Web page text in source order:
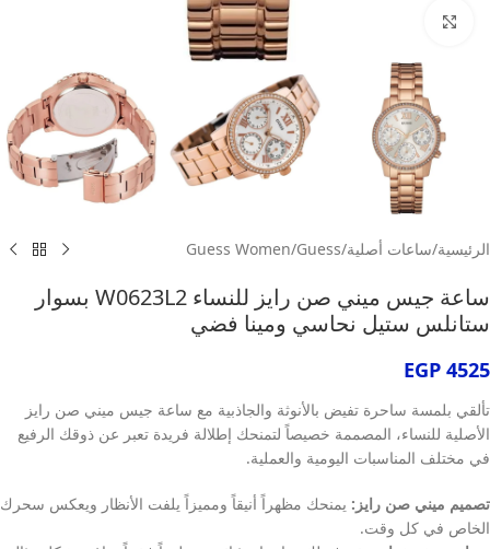
الرئيسية/ساعات أصلية/
Guess
/
Guess Women
ساعة جيس ميني صن رايز للنساء W0623L2 بسوار
ستانلس ستيل نحاسي ومينا فضي
EGP 4525
تألقي بلمسة ساحرة تفيض بالأنوثة والجاذبية مع ساعة جيس ميني صن رايز
الأصلية للنساء، المصممة خصيصاً لتمنحك إطلالة فريدة تعبر عن ذوقك الرفيع
في مختلف المناسبات اليومية والعملية.
تصميم ميني صن رايز: يمنحك مظهراً أنيقاً ومميزاً يلفت الأنظار ويعكس سحرك
الخاص في كل وقت.